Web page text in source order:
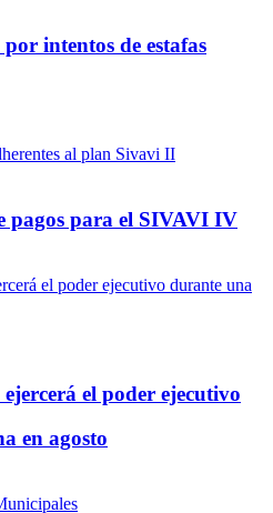
intentos de estafas
pagos para el SIVAVI IV
el poder ejecutivo
en agosto